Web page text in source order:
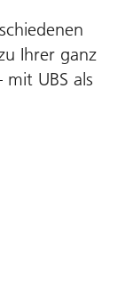
Ihrer ganz
UBS als